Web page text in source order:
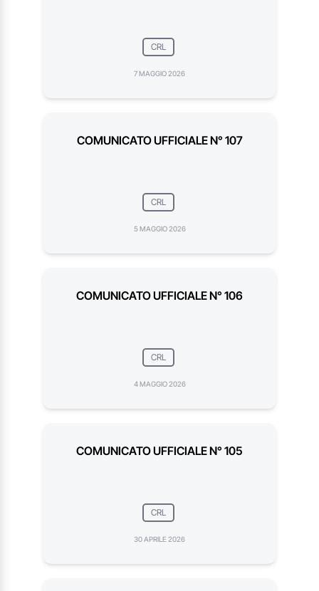
CRL
7 MAGGIO 2026
COMUNICATO UFFICIALE N° 107
CRL
5 MAGGIO 2026
COMUNICATO UFFICIALE N° 106
CRL
4 MAGGIO 2026
COMUNICATO UFFICIALE N° 105
CRL
30 APRILE 2026